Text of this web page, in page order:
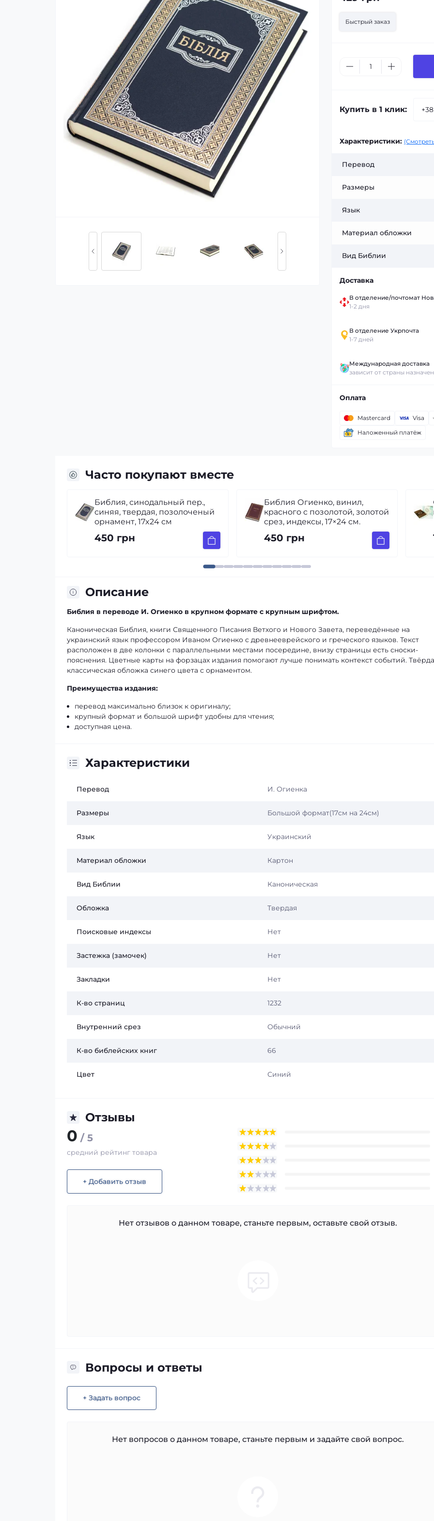
Быстрый заказ
Купить в 1 клик:
Характеристики:
Перевод
Размеры
Язык
Материал обложки
Вид Библии
Доставка
В отделение/почтомат
1-2 дня
В отделение Укрпочта
1-7 дней
Международная доставка
зависит от страны
Оплата
Mastercard
Visa
Наложенный платёж
Часто покупают вместе
Библия Огиенко, винил,
красного с позолотой, золотой
срез, индексы, 17×24 см.
450 грн
Семейная настольная Библия
на русском языке (с футляром)
1 800 грн
Описание
Библия в переводе И. Огиенко в крупном формате с крупным шрифтом.
Каноническая Библия, книги Священного Писания Ветхого и Нового Завета, переведённые на
украинский язык профессором Иваном Огиенко с древнееврейского и греческого языков. Текст
расположен в две колонки с параллельными местами посередине, внизу страницы есть сноски-
пояснения. Цветные карты на форзацах издания помогают лучше понимать контекст событий.
классическая обложка синего цвета с орнаментом.
Преимущества издания:
перевод максимально близок к оригиналу;
крупный формат и большой шрифт удобны для чтения;
доступная цена.
Характеристики
Перевод И. Огиенка
Размеры Большой формат(17см на 24см)
Язык Украинский
Материал обложки Картон
Вид Библии Каноническая
Обложка Твердая
Поисковые индексы Нет
Застежка (замочек) Нет
Закладки Нет
К-во страниц 1232
Внутренний срез Обычний
К-во библейских книг 66
Цвет Синий
Отзывы
0 / 5
средний рейтинг товара
+ Добавить отзыв
Нет отзывов о данном товаре, станьте первым, оставьте свой отзыв.
Вопросы и ответы
+ Задать вопрос
Нет вопросов о данном товаре, станьте первым и задайте свой вопрос.